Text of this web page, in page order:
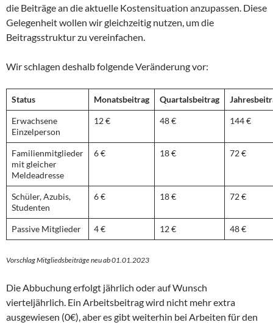
die Beiträge an die aktuelle Kostensituation anzupassen. Diese
Gelegenheit wollen wir gleichzeitig nutzen, um die
Beitragsstruktur zu vereinfachen.
Wir schlagen deshalb folgende Veränderung vor:
Status Monatsbeitrag Quartalsbeitrag
Erwachsene
Einzelperson
12 € 48 € 144 €
Familienmitglieder
mit gleicher
Meldeadresse
6 € 18 € 72 €
Schüler, Azubis,
Studenten
6 € 18 € 72 €
Passive Mitglieder 4 € 12 € 48 €
Vorschlag Mitgliedsbeiträge neu ab 01.01.2023
Die Abbuchung erfolgt jährlich oder auf Wunsch
vierteljährlich. Ein Arbeitsbeitrag wird nicht mehr extra
ausgewiesen (0€), aber es gibt weiterhin bei Arbeiten für den